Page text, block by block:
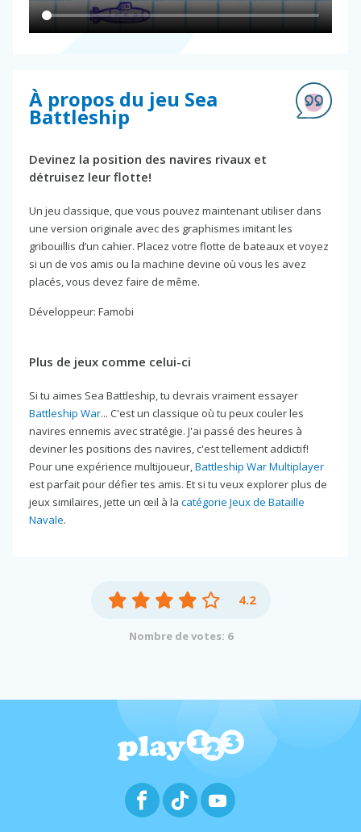
À propos du jeu Sea
Battleship
Devinez la position des navires rivaux et
détruisez leur flotte!
Un jeu classique, que vous pouvez maintenant utiliser dans
une version originale avec des graphismes imitant les
gribouillis d’un cahier. Placez votre flotte de bateaux et voyez
si un de vos amis ou la machine devine où vous les avez
placés, vous devez faire de même.
Développeur: Famobi
Plus de jeux comme celui-ci
Si tu aimes Sea Battleship, tu devrais vraiment essayer
Battleship War... C'est un classique où tu peux couler les
navires ennemis avec stratégie. J'ai passé des heures à
deviner les positions des navires, c'est tellement addictif!
Pour une expérience multijoueur,Battleship War Multiplayer
est parfait pour défier tes amis. Et si tu veux explorer plus de
jeux similaires, jette un œil à la catégorie Jeux de Bataille
Navale.
4.2
Nombre de votes: 6